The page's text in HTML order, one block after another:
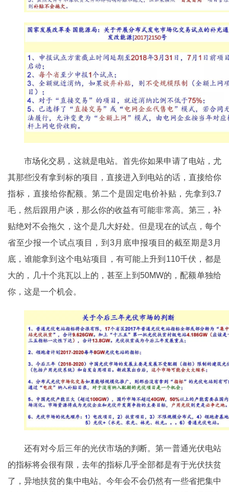
市场化交易，这就是电站。首先你如果申请了电站，尤
其那些没有拿到标的项目，直接进入到电站的话，直接给你
指标，直接给你配额。第二个是固定电价补贴，先拿到3.7
毛，然后跟用户谈，那么你的收益有可能非常高。第三，补
贴绝对不会拖欠，这个是几大好处。但是现在的试点，每个
省至少报一个试点项目，到3月底申报项目的截至期是3月
底，谁能拿到这个电站项目，有可能上升到110千伏，都是
大的，几十个兆瓦以上的，甚至上到50MW的，配额单独给
你，这是一个机会。
还有对今后三年的光伏市场的判断。第一普通光伏电站
的指标将会很有限，去年的指标几乎全部都是有于光伏扶贫
了，异地扶贫的集中电站。今年会不会仍然有一些省把集中